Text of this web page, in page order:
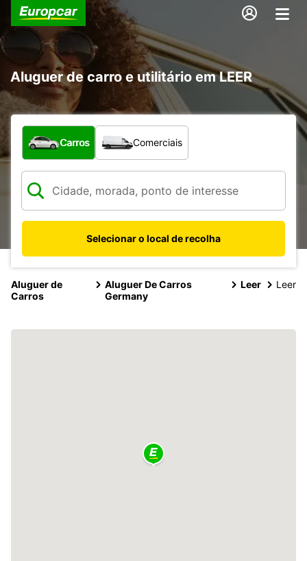
Aluguer de carro e utilitário em LEER
Que tipo de veículo pretende?
Carros Comerciais
Selecionar o local de recolha
Aluguer de
Carros
Aluguer De Carros
Germany
Leer Leer